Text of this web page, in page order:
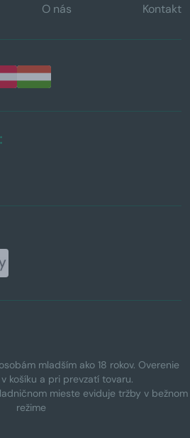
O nás Kontakt
mladším ako 18 rokov. Overenie
košíku a pri prevzatí tovaru.
mieste eviduje tržby v bežnom
režime